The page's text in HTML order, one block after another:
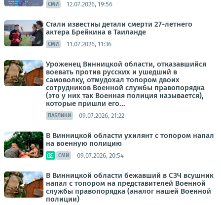
СМИ 12.07.2026, 19:56
Стали известны детали смерти 27-летнего
актера Брейкина в Таиланде
СМИ 11.07.2026, 11:36
Уроженец Винницкой области, отказавшийся
воевать против русских и ушедший в
самоволку, отмудохал топором двоих
сотрудников Военной службы правопорядка
(это у них так Военная полиция называется),
которые пришли его...
ПАБЛИКИ 09.07.2026, 21:22
В Винницкой области ухилянт с топором напал
на военную полицию
СМИ 09.07.2026, 20:54
В Винницкой области бежавший в СЗЧ всушник
напал с топором на представителей Военной
службы правопорядка (аналог нашей Военной
полиции)